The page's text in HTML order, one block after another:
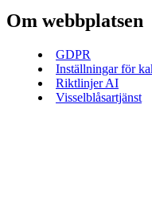
Om webbplatsen
GDPR
Inställningar för
Riktlinjer AI
Visselblåsartjänst